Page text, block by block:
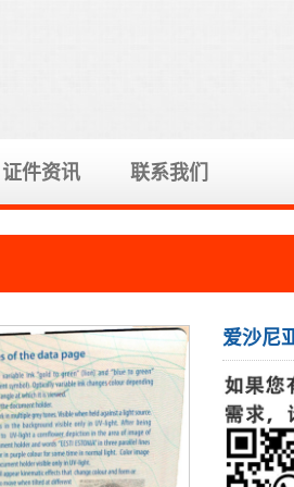
证件资讯 联系我们
爱沙尼